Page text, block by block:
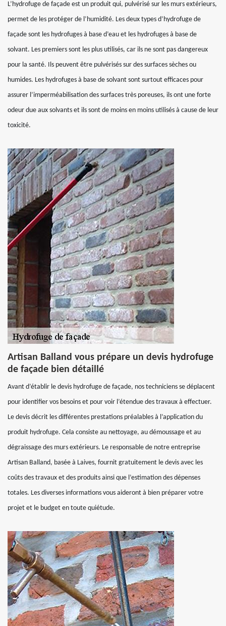
L’hydrofuge de façade est un produit qui, pulvérisé sur les murs extérieurs,
permet de les protéger de l’humidité. Les deux types d’hydrofuge de
façade sont les hydrofuges à base d’eau et les hydrofuges à base de
solvant. Les premiers sont les plus utilisés, car ils ne sont pas dangereux
pour la santé. Ils peuvent être pulvérisés sur des surfaces sèches ou
humides. Les hydrofuges à base de solvant sont surtout efficaces pour
assurer l’imperméabilisation des surfaces très poreuses, ils ont une forte
odeur due aux solvants et ils sont de moins en moins utilisés à cause de leur
toxicité.
Artisan Balland vous prépare un devis hydrofuge
de façade bien détaillé
Avant d’établir le devis hydrofuge de façade, nos techniciens se déplacent
pour identifier vos besoins et pour voir l’étendue des travaux à effectuer.
Le devis décrit les différentes prestations préalables à l’application du
produit hydrofuge. Cela consiste au nettoyage, au démoussage et au
dégraissage des murs extérieurs. Le responsable de notre entreprise
Artisan Balland, basée à Laives, fournit gratuitement le devis avec les
coûts des travaux et des produits ainsi que l’estimation des dépenses
totales. Les diverses informations vous aideront à bien préparer votre
projet et le budget en toute quiétude.